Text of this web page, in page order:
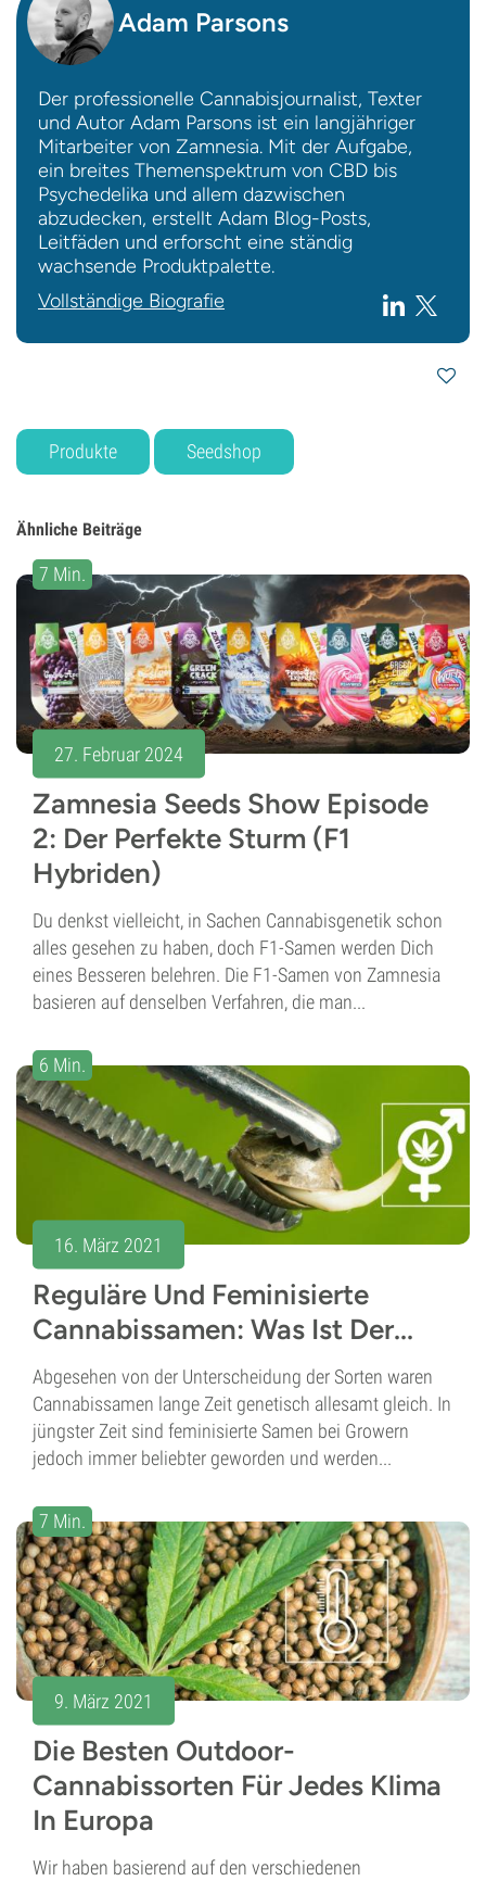
Adam Parsons
Der professionelle Cannabisjournalist, Texter
und Autor Adam Parsons ist ein langjähriger
Mitarbeiter von Zamnesia. Mit der Aufgabe,
ein breites Themenspektrum von CBD bis
Psychedelika und allem dazwischen
abzudecken, erstellt Adam Blog-Posts,
Leitfäden und erforscht eine ständig
wachsende Produktpalette.
Vollständige Biografie
Produkte Seedshop
Ähnliche Beiträge
7 Min.
27. Februar 2024
Zamnesia Seeds Show Episode
2: Der Perfekte Sturm (F1
Hybriden)
Du denkst vielleicht, in Sachen Cannabisgenetik schon
alles gesehen zu haben, doch F1-Samen werden Dich
eines Besseren belehren. Die F1-Samen von Zamnesia
basieren auf denselben Verfahren, die man...
6 Min.
16. März 2021
Reguläre Und Feminisierte
Cannabissamen: Was Ist Der...
Abgesehen von der Unterscheidung der Sorten waren
Cannabissamen lange Zeit genetisch allesamt gleich. In
jüngster Zeit sind feminisierte Samen bei Growern
jedoch immer beliebter geworden und werden...
7 Min.
9. März 2021
Die Besten Outdoor-
Cannabissorten Für Jedes Klima
In Europa
Wir haben basierend auf den verschiedenen